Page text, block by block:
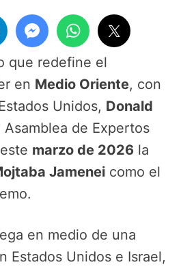
que redefine el
en Medio Oriente, con
Unidos, Donald
Asamblea de Expertos
marzo de 2026 la
Jamenei como el
en medio de una
Estados Unidos e Israel,